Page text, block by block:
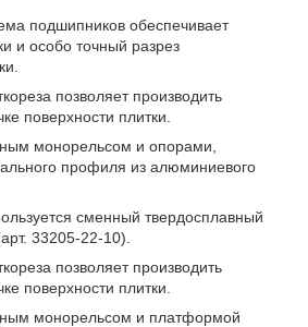
подшипников обеспечивает
и особо точный разрез
позволяет производить
поверхности плитки.
монорельсом и опорами,
профиля из алюминиевого
сменный твердосплавный
33205-22-10).
позволяет производить
поверхности плитки.
монорельсом и платформой